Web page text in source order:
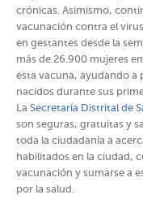
crónicas. Asimismo,
vacunación contra el
en gestantes desde la
más de 26.900 mujeres
esta vacuna, ayudando a
nacidos durante sus
La Secretaría Distrital de
son seguras, gratuitas y
toda la ciudadanía a
habilitados en la ciudad,
vacunación y sumarse a
por la salud.